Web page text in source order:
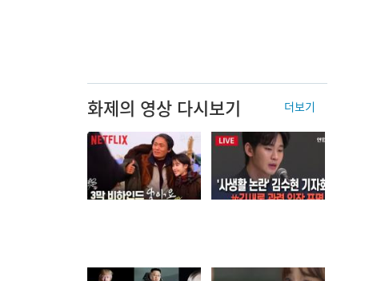
화제의 영상 다시보기 더보기